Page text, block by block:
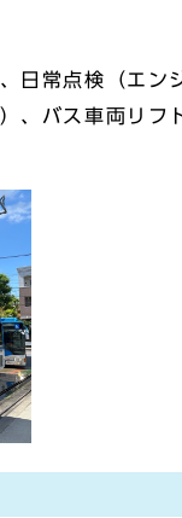
常点検（エン
バス車両リフ